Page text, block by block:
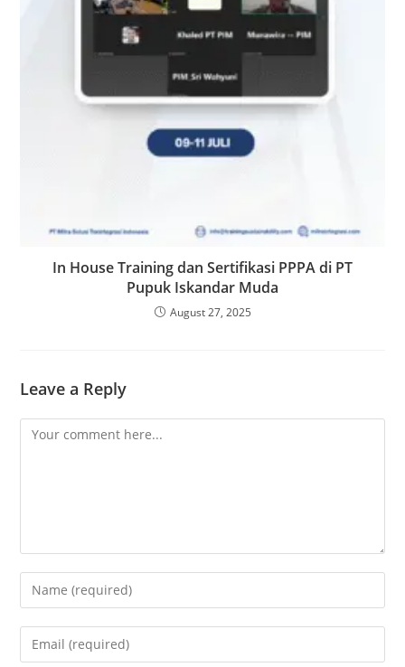
In House Training dan Sertifikasi PPPA di PT
Pupuk Iskandar Muda
August 27, 2025
Leave a Reply